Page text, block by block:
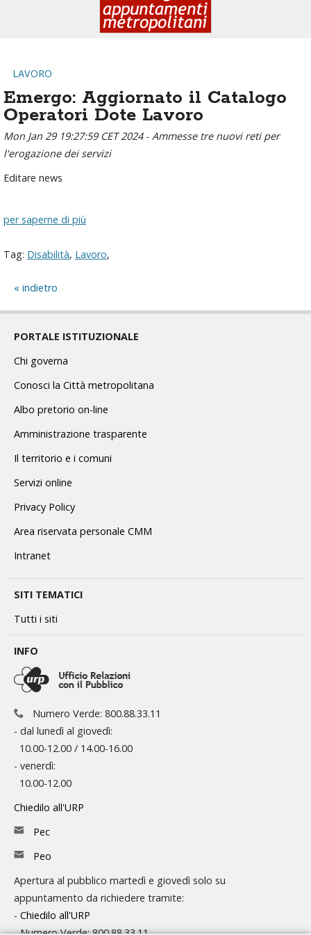
LAVORO
Emergo: Aggiornato il Catalogo
Operatori Dote Lavoro
Mon Jan 29 19:27:59 CET 2024- Ammesse tre nuovi reti per
l'erogazione dei servizi
Editare news
per saperne di più
Tag: Disabilità, Lavoro,
indietro
PORTALE ISTITUZIONALE
Chi governa
Conosci la Città metropolitana
Albo pretorio on-line
Amministrazione trasparente
Il territorio e i comuni
Servizi online
Privacy Policy
Area riservata personale CMM
Intranet
SITI TEMATICI
Tutti i siti
INFO
Numero Verde: 800.88.33.11
- dal lunedì al giovedì:
10.00-12.00 / 14.00-16.00
- venerdì:
10.00-12.00
Chiedilo all'URP
Pec
Peo
Apertura al pubblico martedì e giovedì solo su
appuntamento da richiedere tramite:
- Chiedilo all'URP